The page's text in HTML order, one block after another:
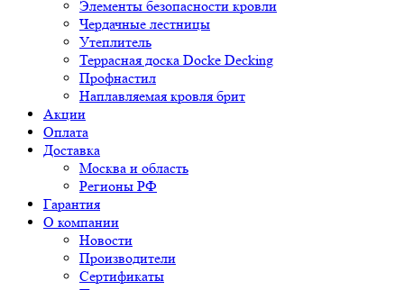
Элементы безопасности кровли
Чердачные лестницы
Утеплитель
Террасная доска Docke Decking
Профнастил
Наплавляемая кровля брит
Акции
Оплата
Доставка
Москва и область
Регионы РФ
Гарантия
О компании
Новости
Производители
Сертификаты